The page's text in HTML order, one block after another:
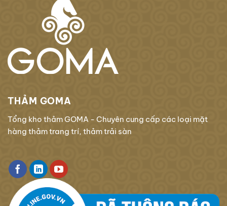
THẢM GOMA
Tổng kho thảm GOMA - Chuyên cung cấp các loại mặt
hàng thảm trang trí, thảm trải sàn